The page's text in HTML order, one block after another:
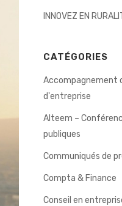
INNOVEZ EN
CATÉGORIES
Accompagnement
d'entreprise
Alteem –
publiques
Communiqués de
Compta & Finance
Conseil en